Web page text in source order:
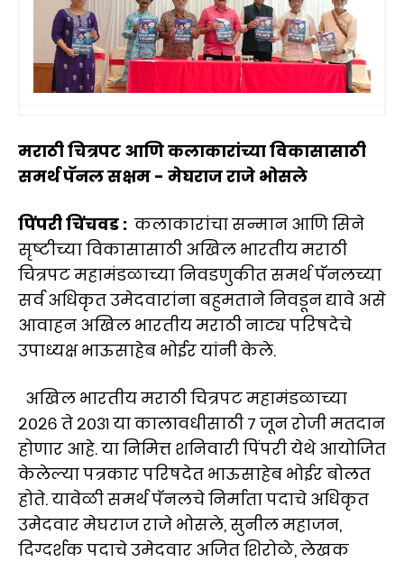
मराठी चित्रपट आणि कलाकारांच्या विकासासाठी
समर्थ पॅनल सक्षम - मेघराज राजे भोसले
पिंपरी चिंचवड : कलाकारांचा सन्मान आणि सिने
सृष्टीच्या विकासासाठी अखिल भारतीय मराठी
चित्रपट महामंडळाच्या निवडणुकीत समर्थ पॅनलच्या
सर्व अधिकृत उमेदवारांना बहुमताने निवडून द्यावे असे
आवाहन अखिल भारतीय मराठी नाट्य परिषदेचे
उपाध्यक्ष भाऊसाहेब भोईर यांनी केले.
अखिल भारतीय मराठी चित्रपट महामंडळाच्या
२०२६ ते २०३१ या कालावधीसाठी ७ जून रोजी मतदान
होणार आहे. या निमित्त शनिवारी पिंपरी येथे आयोजित
केलेल्या पत्रकार परिषदेत भाऊसाहेब भोईर बोलत
होते. यावेळी समर्थ पॅनलचे निर्माता पदाचे अधिकृत
उमेदवार मेघराज राजे भोसले, सुनील महाजन,
दिग्दर्शक पदाचे उमेदवार अजित शिरोळे, लेखक